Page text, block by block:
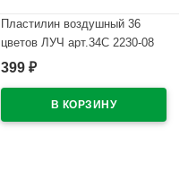
Пластилин воздушный 36
цветов ЛУЧ арт.34С 2230-08
В наличии
399 ₽